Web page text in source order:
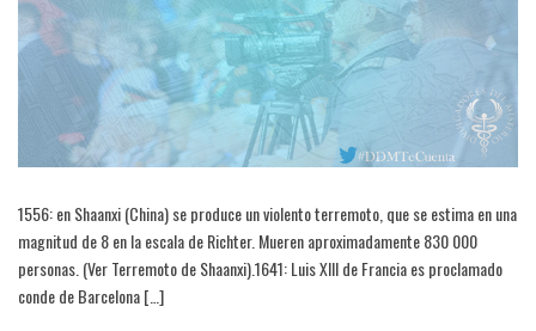
1556: en Shaanxi (China) se produce un violento terremoto, que se estima en una
magnitud de 8 en la escala de Richter. Mueren aproximadamente 830 000
personas. (Ver Terremoto de Shaanxi).1641: Luis XIII de Francia es proclamado
conde de Barcelona […]